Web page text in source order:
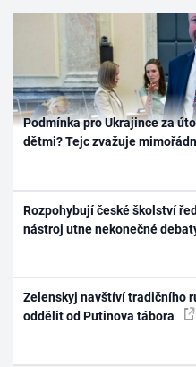
Podmínka pro Ukrajince za
dětmi? Tejc zvažuje
Rozpohybují české školství
nástroj utne nekonečné
Zelenskyj navštíví tradičního
oddělit od Putinova tábora